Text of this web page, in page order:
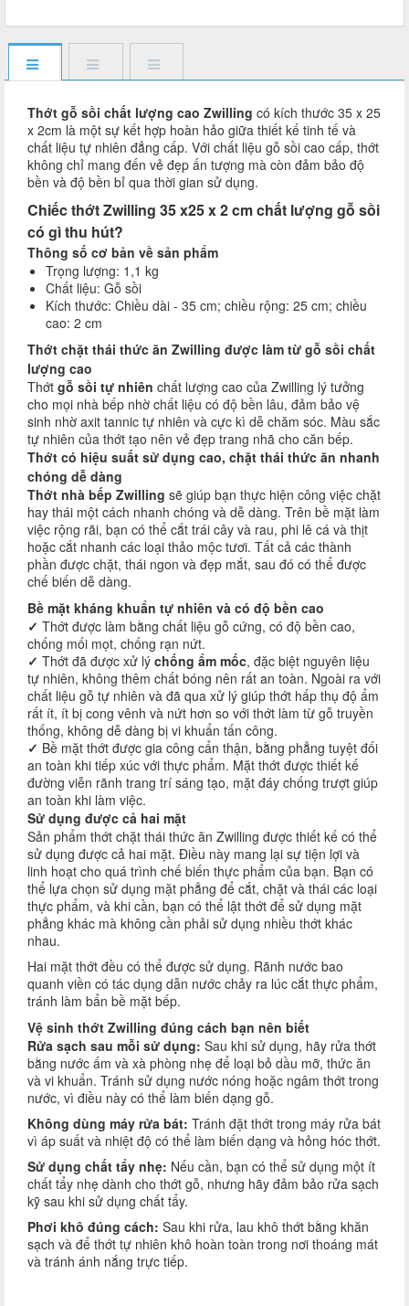
Thớt gỗ sồi chất lượng cao Zwilling có kích thước 35 x 25
x 2cm là một sự kết hợp hoàn hảo giữa thiết kế tinh tế và
chất liệu tự nhiên đẳng cấp. Với chất liệu gỗ sồi cao cấp, thớt
không chỉ mang đến vẻ đẹp ấn tượng mà còn đảm bảo độ
bền và độ bền bỉ qua thời gian sử dụng.
Chiếc thớt Zwilling 35 x25 x 2 cm chất lượng gỗ sồi
có gì thu hút?
Thông số cơ bản về sản phẩm
Trọng lượng: 1,1 kg
Chất liệu: Gỗ sồi
Kích thước: Chiều dài - 35 cm; chiều rộng: 25 cm; chiều
cao: 2 cm
Thớt chặt thái thức ăn Zwilling được làm từ gỗ sồi chất
lượng cao
Thớt gỗ sồi tự nhiên chất lượng cao của Zwilling lý tưởng
cho mọi nhà bếp nhờ chất liệu có độ bền lâu, đảm bảo vệ
sinh nhờ axit tannic tự nhiên và cực kì dễ chăm sóc. Màu sắc
tự nhiên của thớt tạo nên vẻ đẹp trang nhã cho căn bếp.
Thớt có hiệu suất sử dụng cao, chặt thái thức ăn nhanh
chóng dễ dàng
Thớt nhà bếp Zwilling sẽ giúp bạn thực hiện công việc chặt
hay thái một cách nhanh chóng và dễ dàng. Trên bề mặt làm
việc rộng rãi, bạn có thể cắt trái cây và rau, phi lê cá và thịt
hoặc cắt nhanh các loại thảo mộc tươi. Tất cả các thành
phần được chặt, thái ngon và đẹp mắt, sau đó có thể được
chế biến dễ dàng.
Bề mặt kháng khuẩn tự nhiên và có độ bền cao
✓ Thớt được làm bằng chất liệu gỗ cứng, có độ bền cao,
chống mối mọt, chống rạn nứt.
✓ Thớt đã được xử lý chống ẩm mốc, đặc biệt nguyên liệu
tự nhiên, không thêm chất bóng nên rất an toàn. Ngoài ra với
chất liệu gỗ tự nhiên và đã qua xử lý giúp thớt hấp thụ độ ẩm
rất ít, ít bị cong vênh và nứt hơn so với thớt làm từ gỗ truyền
thống, không dễ dàng bị vi khuẩn tấn công.
✓ Bề mặt thớt được gia công cẩn thận, bằng phẳng tuyệt đối
an toàn khi tiếp xúc với thực phẩm. Mặt thớt được thiết kế
đường viễn rãnh trang trí sáng tạo, mặt đáy chống trượt giúp
an toàn khi làm việc.
Sử dụng được cả hai mặt
Sản phẩm thớt chặt thái thức ăn Zwilling được thiết kế có thể
sử dụng được cả hai mặt. Điều này mang lại sự tiện lợi và
linh hoạt cho quá trình chế biến thực phẩm của bạn. Bạn có
thể lựa chọn sử dụng mặt phẳng để cắt, chặt và thái các loại
thực phẩm, và khi cần, bạn có thể lật thớt để sử dụng mặt
phẳng khác mà không cần phải sử dụng nhiều thớt khác
nhau.
Hai mặt thớt đều có thể được sử dụng. Rãnh nước bao
quanh viền có tác dụng dẫn nước chảy ra lúc cắt thực phẩm,
tránh làm bẩn bề mặt bếp.
Vệ sinh thớt Zwilling đúng cách bạn nên biết
Rửa sạch sau mỗi sử dụng: Sau khi sử dụng, hãy rửa thớt
bằng nước ấm và xà phòng nhẹ để loại bỏ dầu mỡ, thức ăn
và vi khuẩn. Tránh sử dụng nước nóng hoặc ngâm thớt trong
nước, vì điều này có thể làm biến dạng gỗ.
Không dùng máy rửa bát: Tránh đặt thớt trong máy rửa bát
vì áp suất và nhiệt độ có thể làm biến dạng và hỏng hóc thớt.
Sử dụng chất tẩy nhẹ: Nếu cần, bạn có thể sử dụng một ít
chất tẩy nhẹ dành cho thớt gỗ, nhưng hãy đảm bảo rửa sạch
kỹ sau khi sử dụng chất tẩy.
Phơi khô đúng cách: Sau khi rửa, lau khô thớt bằng khăn
sạch và để thớt tự nhiên khô hoàn toàn trong nơi thoáng mát
và tránh ánh nắng trực tiếp.